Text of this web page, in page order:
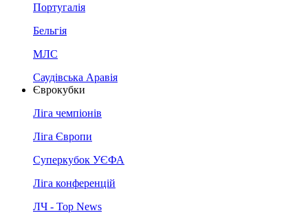
Португалія
Бельгія
МЛС
Саудівська Аравія
Єврокубки
Ліга чемпіонів
Ліга Європи
Суперкубок УЄФА
Ліга конференцій
ЛЧ - Top News